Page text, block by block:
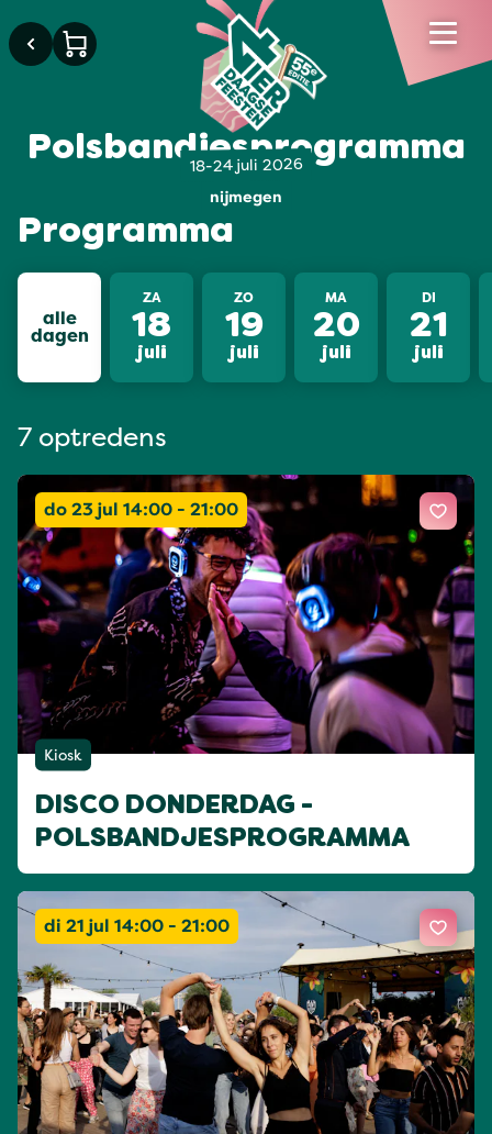
18-24 juli 2026
nijmegen
Polsbandjesprogramma
Programma
alle
dagen
ZA
18
juli
ZO
19
juli
MA
20
juli
DI
21
juli
7 optredens
do 23 jul 14:00 - 21:00
Kiosk
DISCO DONDERDAG -
POLSBANDJESPROGRAMMA
di 21 jul 14:00 - 21:00